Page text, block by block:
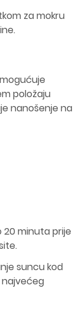
za mokru
položaju
nanošenje na
20 minuta prije
suncu kod
najvećeg